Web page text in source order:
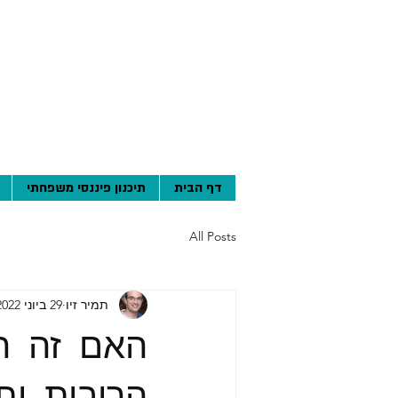
דף הבית תיכנון פיננסי משפחתי
All Posts
האם זה
תמיר זיו 29 ביוני 2022